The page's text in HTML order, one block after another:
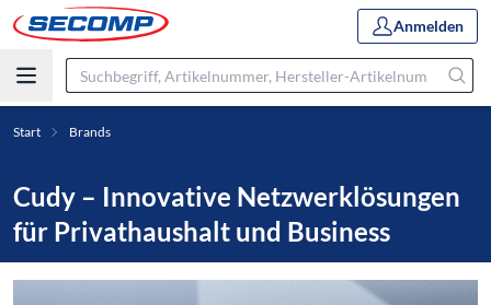
Anmelden
Start Brands
Cudy – Innovative Netzwerklösungen
für Privathaushalt und Business